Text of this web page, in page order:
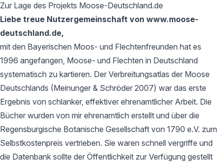
Zur Lage des Projekts Moose-Deutschland.de
Liebe treue Nutzergemeinschaft von www.moose-
deutschland.de,
mit den Bayerischen Moos- und Flechtenfreunden hat es
1996 angefangen, Moose- und Flechten in Deutschland
systematisch zu kartieren. Der Verbreitungsatlas der Moose
Deutschlands (Meinunger & Schröder 2007) war das erste
Ergebnis von schlanker, effektiver ehrenamtlicher Arbeit. Die
Bücher wurden von mir ehrenamtlich erstellt und über die
Regensburgische Botanische Gesellschaft von 1790 e.V. zum
Selbstkostenpreis vertrieben. Sie waren schnell vergriffe und
die Datenbank sollte der Öffentlichkeit zur Verfügung gestellt